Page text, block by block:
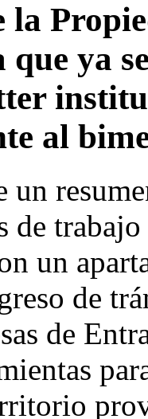
la
ya
al
un
de
un
de
de